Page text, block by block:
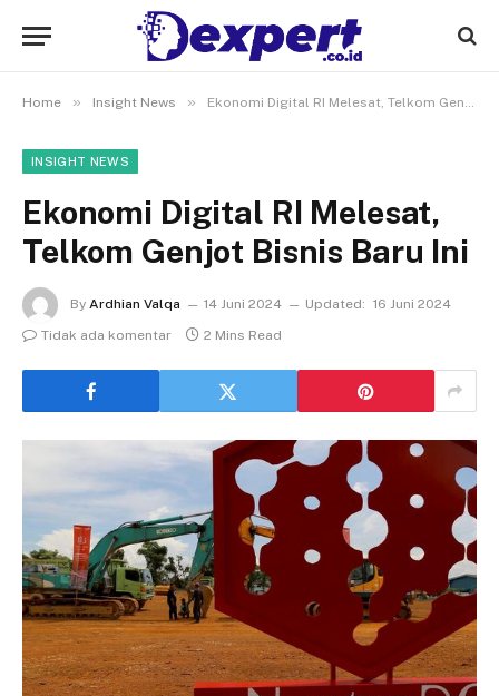
Home » Insight News » Ekonomi Digital RI Melesat, Telkom Genjot Bisnis Baru Ini
INSIGHT NEWS
Ekonomi Digital RI Melesat,
Telkom Genjot Bisnis Baru Ini
By Ardhian Valqa 14 Juni 2024 Updated: 16 Juni 2024
Tidak ada komentar
2 Mins Read